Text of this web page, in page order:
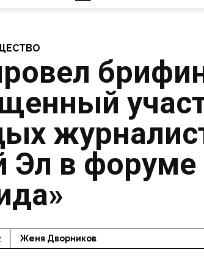
Эл в форуме
Женя Дворников